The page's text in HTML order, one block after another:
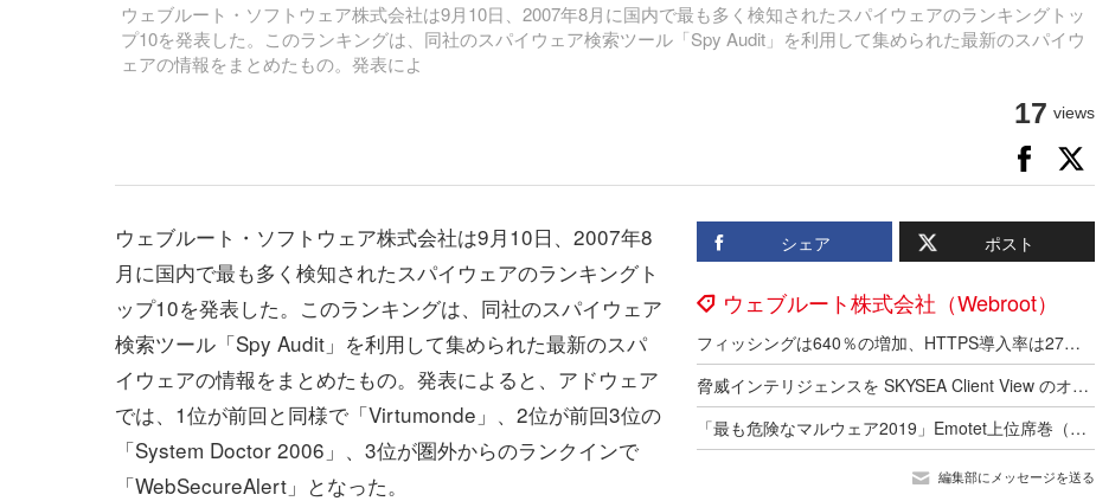
ウェブルート・ソフトウェア株式会社は9月10日、2007年8月に国内で最も多く検知されたスパイウェアのランキングトッ
プ10を発表した。このランキングは、同社のスパイウェア検索ツール「Spy Audit」を利用して集められた最新のスパイウ
ェアの情報をまとめたもの。発表によ
17 views
シェア ポスト
ウェブルート株式会社（Webroot）
フィッシングは640％の増加、HTTPS導入率は27％に--年間レポート（ウェブルート）
脅威インテリジェンスを SKYSEA Client View のオプションに（ウェブルート）
「最も危険なマルウェア2019」Emotet上位席巻（ウェブルート）
編集部にメッセージを送る
ウェブルート・ソフトウェア株式会社は9月10日、2007年8
月に国内で最も多く検知されたスパイウェアのランキングト
ップ10を発表した。このランキングは、同社のスパイウェア
検索ツール「Spy Audit」を利用して集められた最新のスパ
イウェアの情報をまとめたもの。発表によると、アドウェア
では、1位が前回と同様で「Virtumonde」、2位が前回3位の
「System Doctor 2006」、3位が圏外からのランクインで
「WebSecureAlert」となった。